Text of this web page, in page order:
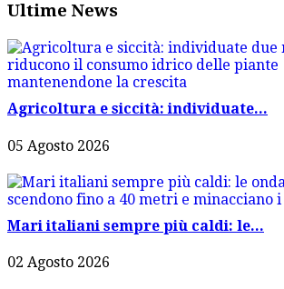
Ultime News
Agricoltura e siccità: individuate...
05 Agosto 2026
Mari italiani sempre più caldi: le...
02 Agosto 2026